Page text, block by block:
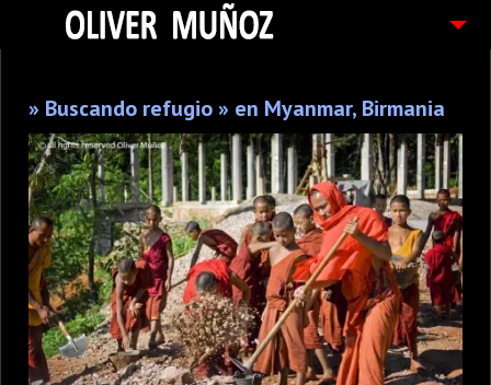
FOTOGRAFIAS
CONTACTO
PEDIDOS
» Buscando refugio » en Myanmar, Birmania